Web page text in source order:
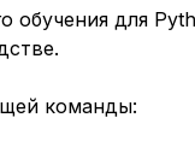
обучения для
команды: